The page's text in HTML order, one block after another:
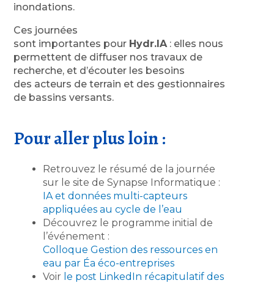
inondations.
Ces journées
sont importantes pour Hydr.IA : elles nous
permettent de diffuser nos travaux de
recherche, et d’écouter les besoins
des acteurs de terrain et des gestionnaires
de bassins versants.
Pour aller plus loin :
Retrouvez le résumé de la journée
sur le site de Synapse Informatique :
IA et données multi-capteurs
appliquées au cycle de l’eau
Découvrez le programme initial de
l’événement :
Colloque Gestion des ressources en
eau par Éa éco-entreprises
Voir le post LinkedIn récapitulatif des